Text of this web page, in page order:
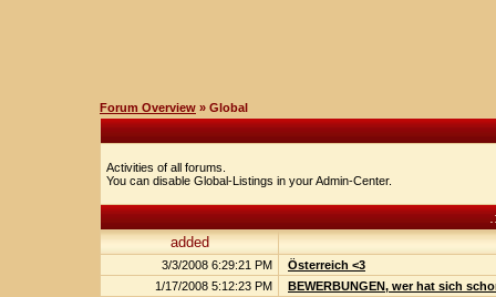
Forum Overview » Global
Activities of all forums.
You can disable Global-Listings in your Admin-Center.
added
3/3/2008 6:29:21 PM
Österreich <3
1/17/2008 5:12:23 PM
BEWERBUNGEN, wer hat sich